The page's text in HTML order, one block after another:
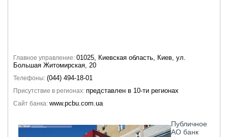
Главное управление: 01025, Киевская область, Киев, ул.
Большая Житомирская, 20
Телефоны: (044) 494-18-01
Присутствие в регионах: представлен в 10-ти регионах
Сайт банка: www.pcbu.com.ua
Публичное
АО банк